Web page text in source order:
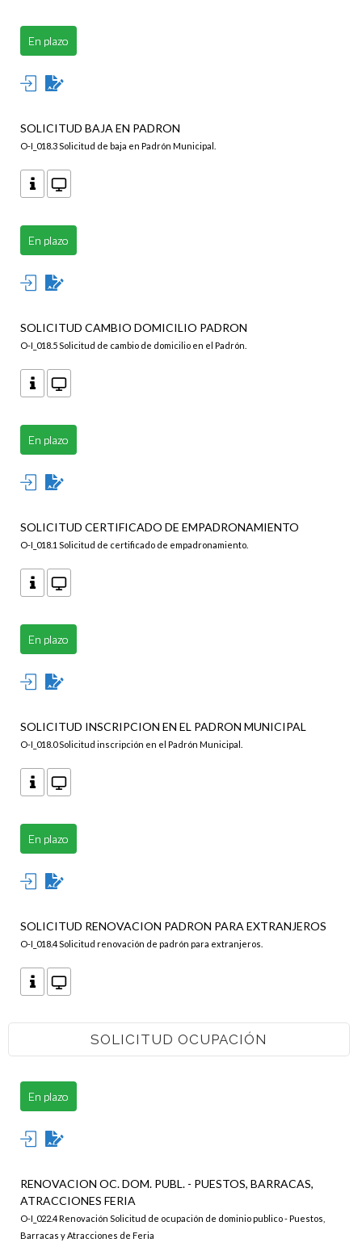
En plazo
SOLICITUD BAJA EN PADRON
O-I_018.3 Solicitud de baja en Padrón Municipal.
En plazo
SOLICITUD CAMBIO DOMICILIO PADRON
O-I_018.5 Solicitud de cambio de domicilio en el Padrón.
En plazo
SOLICITUD CERTIFICADO DE EMPADRONAMIENTO
O-I_018.1 Solicitud de certificado de empadronamiento.
En plazo
SOLICITUD INSCRIPCION EN EL PADRON MUNICIPAL
O-I_018.0 Solicitud inscripción en el Padrón Municipal.
En plazo
SOLICITUD RENOVACION PADRON PARA EXTRANJEROS
O-I_018.4 Solicitud renovación de padrón para extranjeros.
SOLICITUD OCUPACIÓN
En plazo
RENOVACION OC. DOM. PUBL. - PUESTOS, BARRACAS,
ATRACCIONES FERIA
O-I_022.4 Renovación Solicitud de ocupación de dominio publico - Puestos,
Barracas y Atracciones de Feria